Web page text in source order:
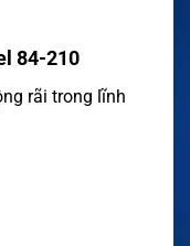
84-210
rãi trong lĩnh